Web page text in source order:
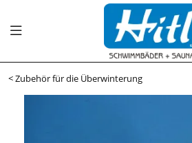
<Zubehör für die Überwinterung